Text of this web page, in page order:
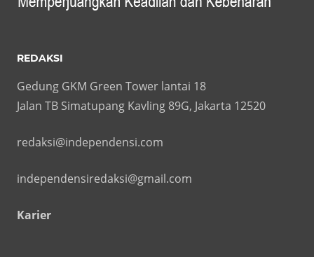
REDAKSI
Gedung GKM Green Tower lantai 18
Jalan TB Simatupang Kavling 89G, Jakarta 12520
redaksi@independensi.com
independensiredaksi@gmail.com
Karier